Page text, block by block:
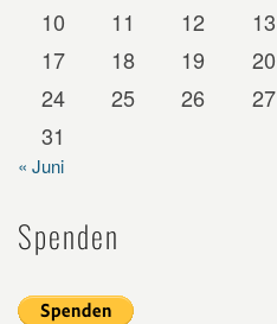
10
11 12 13
17
18 19 20
24
25 26 27
31
« Juni
Spenden